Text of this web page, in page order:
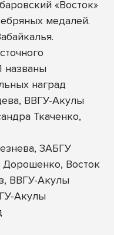
«Восток»
медалей.
названы
наград
ВВГУ-Акулы
Ткаченко,
ЗАБГУ
Восток
ВВГУ-Акулы
Акулы